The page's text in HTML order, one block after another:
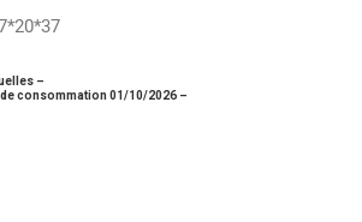
–
consommation 01/10/2026 –